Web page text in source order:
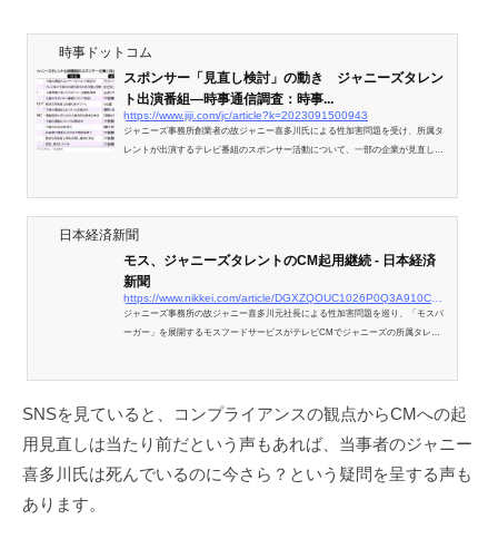
時事ドットコム
スポンサー「見直し検討」の動き ジャニーズタレン
ト出演番組―時事通信調査：時事...
https://www.jiji.com/jc/article?k=2023091500943
ジャニーズ事務所創業者の故ジャニー喜多川氏による性加害問題を受け、所属タ
レントが出演するテレビ番組のスポンサー活動について、一部の企業が見直しの
日本経済新聞
モス、ジャニーズタレントのCM起用継続 - 日本経済
新聞
https://www.nikkei.com/article/DGXZQOUC1026P0Q3A910C2000000/
ジャニーズ事務所の故ジャニー喜多川元社長による性加害問題を巡り、「モスバ
ーガー」を展開するモスフードサービスがテレビCMでジャニーズの所属タレン
SNSを見ていると、コンプライアンスの観点からCMへの起
用見直しは当たり前だという声もあれば、当事者のジャニー
喜多川氏は死んでいるのに今さら？という疑問を呈する声も
あります。